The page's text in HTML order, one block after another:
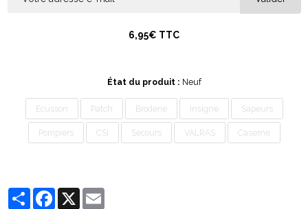
6,95€ TTC
État du produit : Neuf
Ecusson Patch Broderie Insigne Sapeurs
Pompiers CSI Secours VALRAS Caserne
PartagerFacebook
X